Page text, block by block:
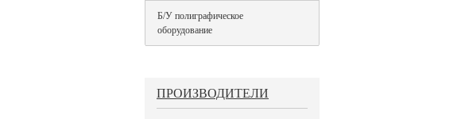
Б/У полиграфическое
оборудование
ПРОИЗВОДИТЕЛИ